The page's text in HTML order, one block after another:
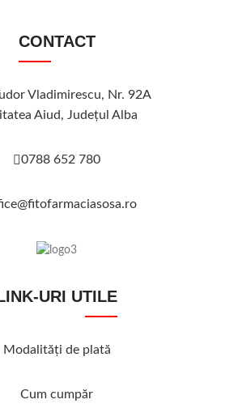
CONTACT
Vladimirescu, Nr. 92A
Aiud, Judeţul Alba
0788 652 780
URI UTILE
Modalităţi de plată
Cum cumpăr